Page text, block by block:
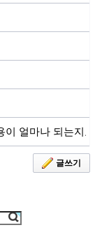
이 얼마나 되는지
글쓰기